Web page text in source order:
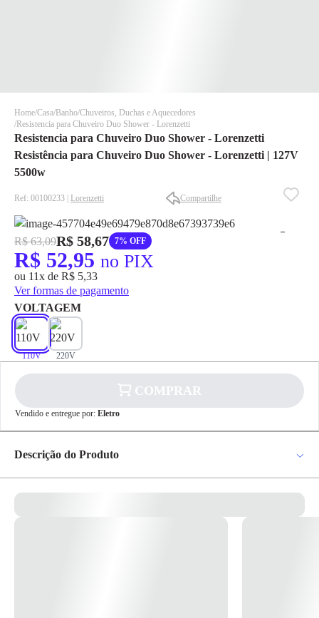
DISPONÍVEL APENAS PARA CPF
Na Eletrotrafo sua compra já vem com o imposto pago, e você
não precisa se preocupar em pagar o imposto de importação
quando seu pedido chegar, você ainda conta com a devolução
grátis em até 7 dias.
Home Casa Banho Chuveiros, Duchas e Aquecedores
Resistencia para Chuveiro Duo Shower - Lorenzetti
Resistencia para Chuveiro Duo Shower - Lorenzetti
Resistência para Chuveiro Duo Shower - Lorenzetti | 127V
5500w
Ref: 00100233 | Lorenzetti Compartilhe
R$ 63,09R$ 58,67 7% OFF
R$ 52,95 no PIX
ou 11x de R$ 5,33
Ver formas de pagamento
pagamento
Pix
R$ 52,95no PIX
e um QR Code ao finalizar o processo de
VOLTAGEM
110V 220V
COMPRAR
Vendido e entregue por: Eletro
Descrição do Produto
*Imagem meramente Ilustrativa